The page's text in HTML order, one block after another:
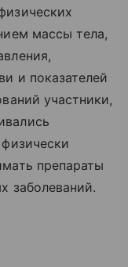
массы тела,
и показателей
участники,
препараты
заболеваний.